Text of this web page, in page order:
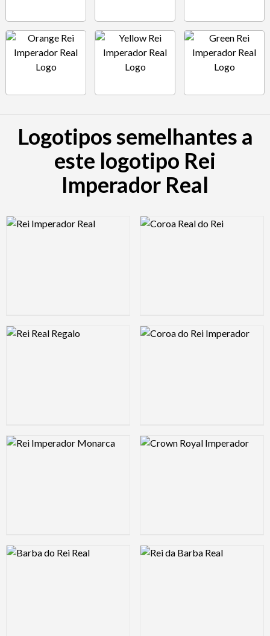
Logotipos semelhantes a
este logotipo Rei
Imperador Real
Logo Preview Image Logo Preview Image
Logo Preview Image Logo Preview Image
Logo Preview Image Logo Preview Image
Logo Preview Image Logo Preview Image